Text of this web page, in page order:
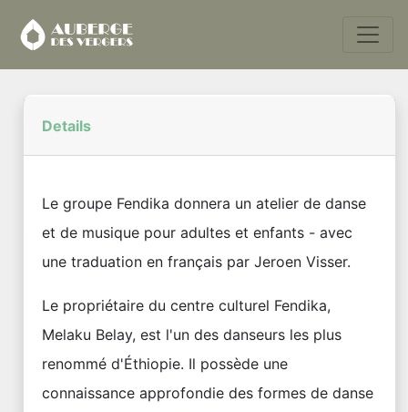
Details
Le groupe Fendika donnera un atelier de danse
et de musique pour adultes et enfants - avec
une traduation en français par Jeroen Visser.
Le propriétaire du centre culturel Fendika,
Melaku Belay, est l'un des danseurs les plus
renommé d'Éthiopie. Il possède une
connaissance approfondie des formes de danse